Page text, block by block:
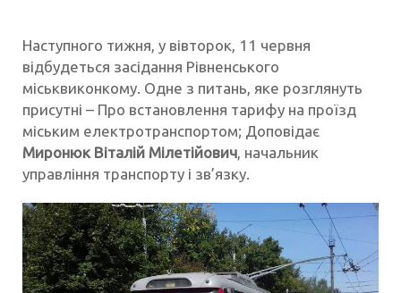
Наступного тижня, у вівторок, 11 червня
відбудеться засідання Рівненського
міськвиконкому. Одне з питань, яке розглянуть
присутні – Про встановлення тарифу на проїзд
міським електротранспортом; Доповідає
Миронюк Віталій Мілетійович, начальник
управління транспорту і зв’язку.